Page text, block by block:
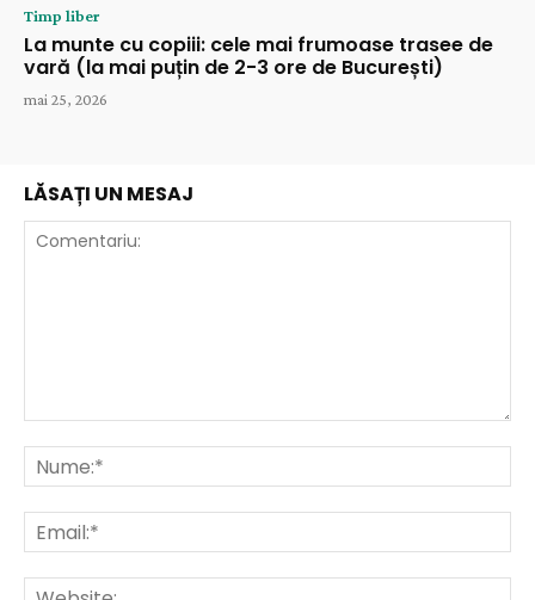
Timp liber
La munte cu copiii: cele mai frumoase trasee de
vară (la mai puțin de 2-3 ore de București)
mai 25, 2026
LĂSAȚI UN MESAJ